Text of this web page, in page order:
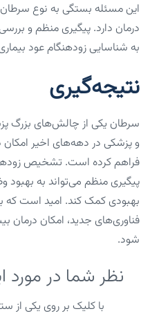
این مسئله بستگی به نوع
درمان دارد. پیگیری منظم و
به شناسایی زودهنگام عود
نتیجه‌گیری
سرطان یکی از چالش‌های بزرگ
و پزشکی در دهه‌های اخیر امکان
فراهم کرده است. تشخیص
پیگیری منظم می‌تواند به بهبود
بهبودی کمک کند. امید است که
فناوری‌های جدید، امکان درمان
شود.
نظر شما در
با کلیک بر روی یکی از ستاره ها از ۱ تا